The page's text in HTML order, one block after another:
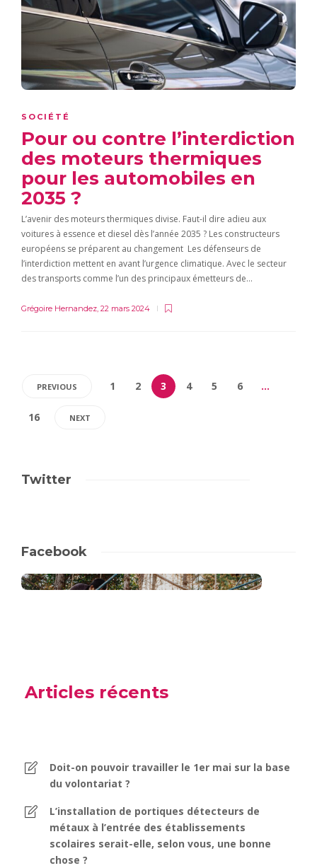
SOCIÉTÉ
Pour ou contre l’interdiction
des moteurs thermiques
pour les automobiles en
2035 ?
L’avenir des moteurs thermiques divise. Faut-il dire adieu aux
voitures à essence et diesel dès l’année 2035 ? Les constructeurs
européens se préparent au changement Les défenseurs de
l’interdiction mettent en avant l’urgence climatique. Avec le secteur
des transports comme l’un des principaux émetteurs de…
Grégoire Hernandez 22 mars 2024
PREVIOUS 1 2 3 4 5 6 …
16 NEXT
Twitter
Facebook
Articles récents
Doit-on pouvoir travailler le 1er mai sur la base
du volontariat ?
L’installation de portiques détecteurs de
métaux à l’entrée des établissements
scolaires serait-elle, selon vous, une bonne
chose ?